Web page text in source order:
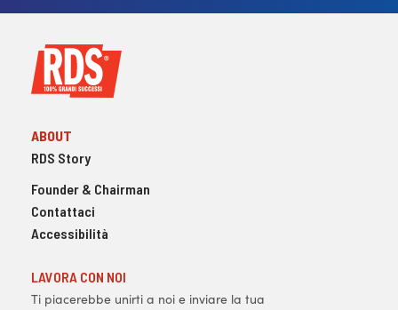
ABOUT
RDS Story
Founder & Chairman
Contattaci
Accessibilità
LAVORA CON NOI
Ti piacerebbe unirti a noi e inviare la tua